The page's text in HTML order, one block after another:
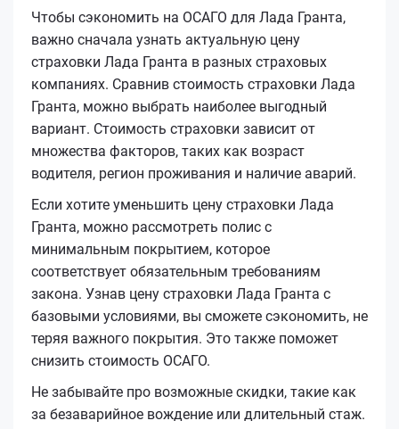
Чтобы сэкономить на ОСАГО для Лада Гранта,
важно сначала узнать актуальную цену
страховки Лада Гранта в разных страховых
компаниях. Сравнив стоимость страховки Лада
Гранта, можно выбрать наиболее выгодный
вариант. Стоимость страховки зависит от
множества факторов, таких как возраст
водителя, регион проживания и наличие аварий.
Если хотите уменьшить цену страховки Лада
Гранта, можно рассмотреть полис с
минимальным покрытием, которое
соответствует обязательным требованиям
закона. Узнав цену страховки Лада Гранта с
базовыми условиями, вы сможете сэкономить, не
теряя важного покрытия. Это также поможет
снизить стоимость ОСАГО.
Не забывайте про возможные скидки, такие как
за безаварийное вождение или длительный стаж.